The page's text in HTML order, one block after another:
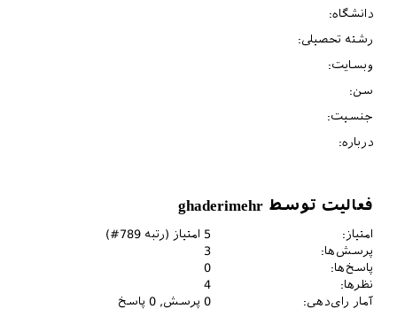
دانشگاه:
رشته تحصیلی:
وبسایت:
سن:
جنسیت:
درباره:
فعالیت توسط ghaderimehr
امتیاز: 5 امتیاز (رتبه789
#)
پرسش‌ها:
3
پاسخ‌ها:
0
نظرها:
4
آمار رای‌دهی:
0 پرسش,0 پاسخ